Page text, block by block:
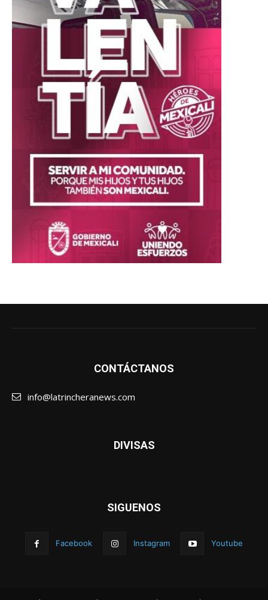
CONTÁCTANOS
info@latrincheranews.com
DIVISAS
SIGUENOS
Facebook Instagram Youtube